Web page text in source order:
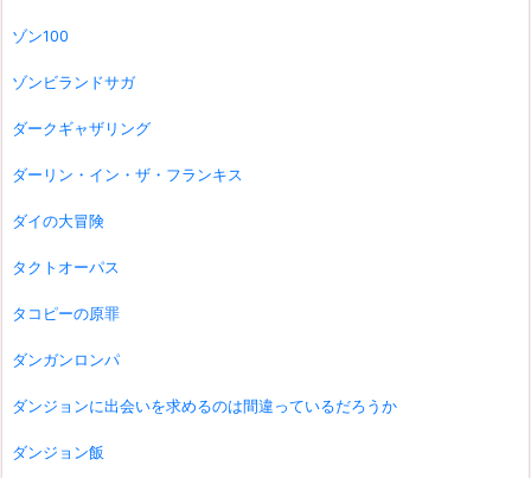
ゾン100
ゾンビランドサガ
ダークギャザリング
ダーリン・イン・ザ・フランキス
ダイの大冒険
タクトオーパス
タコピーの原罪
ダンガンロンパ
ダンジョンに出会いを求めるのは間違っているだろうか
ダンジョン飯